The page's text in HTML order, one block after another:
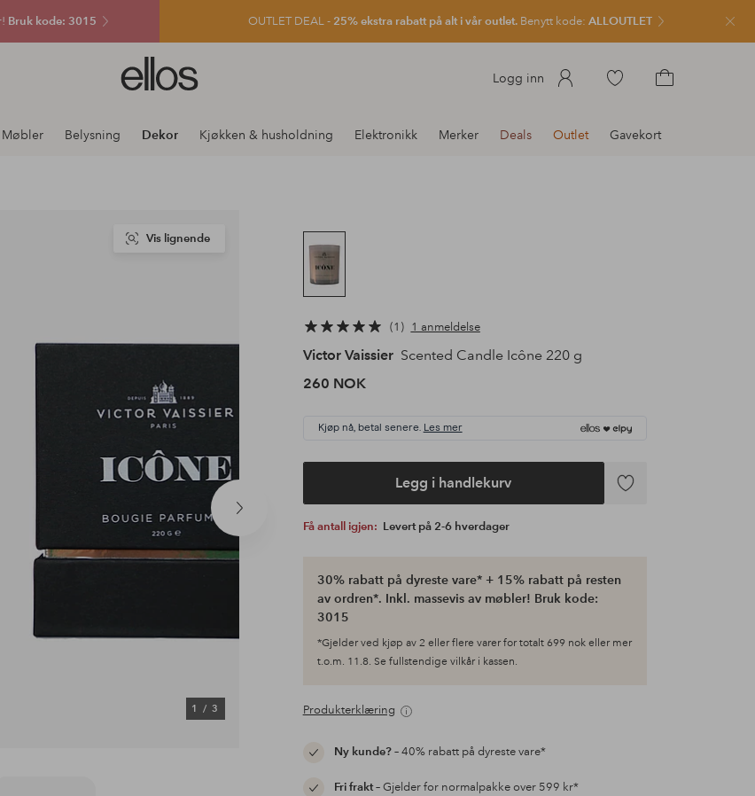
Bruk kode: 3015 OUTLET DEAL - 25% ekstra rabatt på alt i vår outlet. Benytt kode: ALLOUTLET Lukk
Ellos
logo
Logg inn
Gå
produkterhandlekurven
Møbler Belysning Dekor Kjøkken & husholdning Elektronikk Merker Deals Outlet Gavekort
Neste
produkt
1/ 3
Vis lignende
1 1 anmeldelse
Victor Vaissier Scented Candle Icône 220 g
260 NOK
Kjøp nå, betal senere. Les mer
Legg i handlekurv
Legg
Få antall igjen: Levert på 2-6 hverdager
30% rabatt på dyreste vare* + 15% rabatt på resten
av ordren*. Inkl. massevis av møbler! Bruk kode:
3015
*Gjelder ved kjøp av 2 eller flere varer for totalt 699 nok eller mer
t.o.m. 11.8. Se fullstendige vilkår i kassen.
Produkterklæring
Ny kunde?– 40% rabatt på dyreste vare*
Fri frakt– Gjelder for normalpakke over 599 kr*